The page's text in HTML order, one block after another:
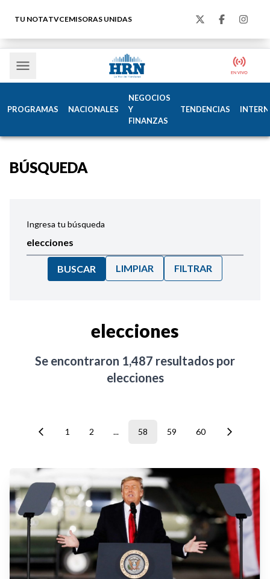
TU NOTATVCEMISORAS UNIDAS
PROGRAMAS NACIONALES
NEGOCIOS
Y
FINANZAS
TENDENCIAS
BÚSQUEDA
Ingresa tu búsqueda
BUSCAR LIMPIAR FILTRAR
elecciones
Se encontraron 1,487 resultados por
elecciones
1 2 ... 58 59 60